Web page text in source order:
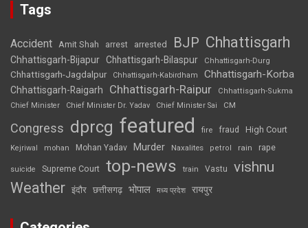
Tags
Accident Amit Shah arrest arrested BJP Chhattisgarh
Chhattisgarh-Bijapur Chhattisgarh-Bilaspur Chhattisgarh-Durg
Chhattisgarh-Jagdalpur Chhattisgarh-Kabirdham Chhattisgarh-Korba
Chhattisgarh-Raigarh Chhattisgarh-Raipur
Chhattisgarh-Sukma
Chief Minister
Chief Minister Dr. Yadav Chief Minister Sai CM
Congress dprcg featured fire fraud High Court
Kejriwal mohan Mohan Yadav Murder Naxalites petrol rain rape
suicide Supreme Court top-news train Vastu vishnu
Weather इंदौर छत्तीसगढ़ भोपाल मध्य प्रदेश रायपुर